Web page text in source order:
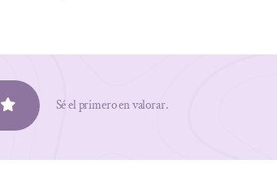
Sé el primero en valorar.